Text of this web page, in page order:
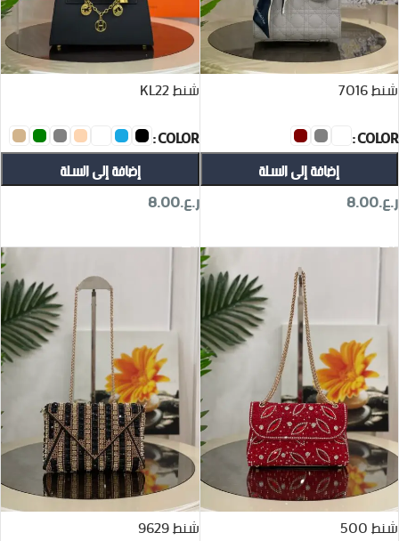
شنط 7016
COLOR
إضافة إلى السلة
ر.ع.8.00
شنط KL22
COLOR
إضافة إلى السلة
ر.ع.8.00
شنط 500
شنط 9629